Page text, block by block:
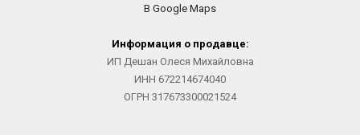
В Google Maps
Информация о продавце:
ИП Дешан Олеся Михайловна
ИНН 672214674040
ОГРН 317673300021524